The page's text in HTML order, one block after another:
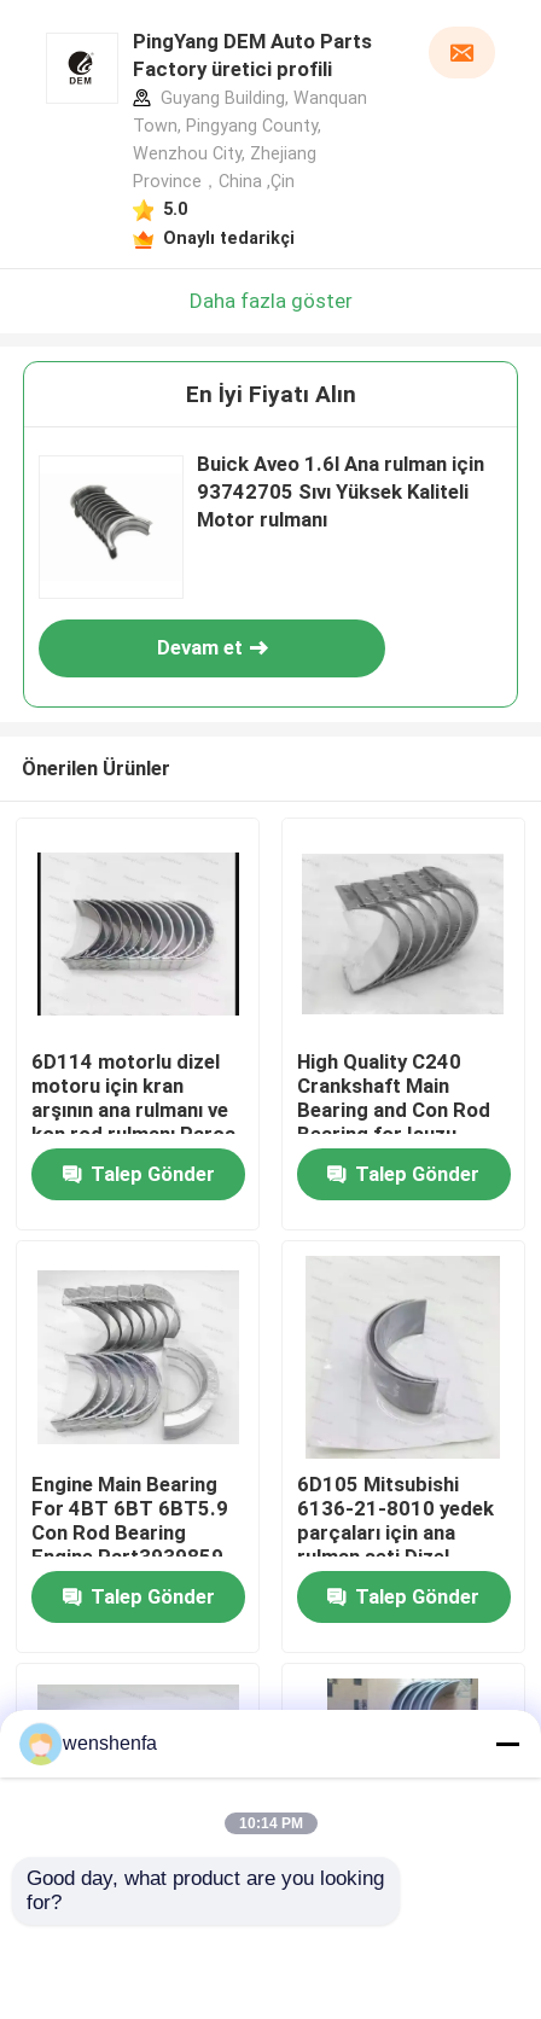
Evde
Videolar
Bizim Hakkımızda
Fabrika turu
Kalite Kontrolü
Bizimle İletişim
PingYang DEM Auto Parts
Factory üretici profili
Guyang Building, Wanquan
Town, Pingyang County,
Wenzhou City, Zhejiang
Province，China ,Çin
5.0
Onaylı tedarikçi
Daha fazla göster
En İyi Fiyatı Alın
Buick Aveo 1.6l Ana rulman için
93742705 Sıvı Yüksek Kaliteli
Motor rulmanı
Devam et
Önerilen Ürünler
6D114 motorlu dizel
motoru için kran
arşının ana rulmanı ve
kon rod rulmanı Parça
3950661 3945918
Talep Gönder
High Quality C240
Crankshaft Main
Bearing and Con Rod
Bearing for Isuzu
Motor Diesel Engine
Part
Talep Gönder
Engine Main Bearing
For 4BT 6BT 6BT5.9
Con Rod Bearing
Engine Part3939859
3802070
Talep Gönder
6D105 Mitsubishi
6136-21-8010 yedek
parçaları için ana
rulman seti Dizel
motor rulmanları
Talep Gönder
Yüksek Kaliteli D13
wenshenfa
10:14 PM
Good day, what product are you looking
for?